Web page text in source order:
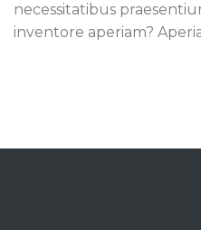
necessitatibus
inventore aperiam?